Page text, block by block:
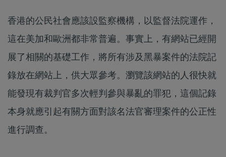
香港的公民社會應該設監察機構，以監督法院運作，
這在美加和歐洲都非常普遍。事實上，有網站已經開
展了相關的基礎工作，將所有涉及黑暴案件的法院記
錄放在網站上，供大眾參考。瀏覽該網站的人很快就
能發現有裁判官多次輕判參與暴亂的罪犯，這個記錄
本身就應引起有關方面對該名法官審理案件的公正性
進行調查。